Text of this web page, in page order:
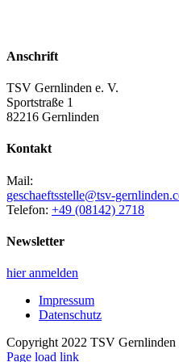
Anschrift
TSV Gernlinden e. V.
Sportstraße 1
82216 Gernlinden
Kontakt
Mail:
geschaeftsstelle@tsv-
Telefon: +49 (08142) 2718
Newsletter
hier anmelden
Impressum
Datenschutz
Copyright 2022 TSV Gernlinden
Facebook
Instagram
Page load link